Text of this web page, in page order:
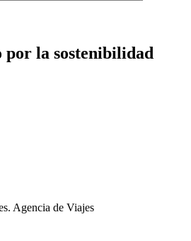
por la sostenibilidad
Agencia de Viajes